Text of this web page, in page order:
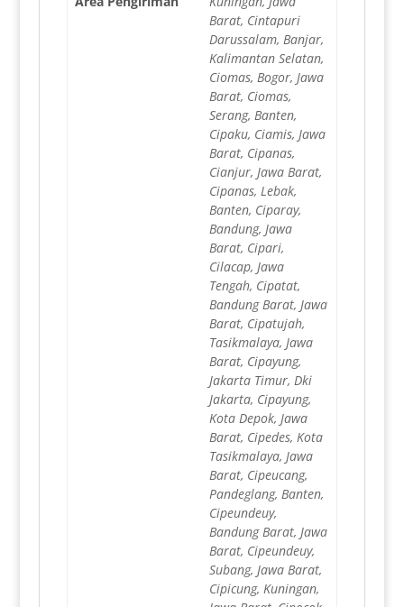
Barat, Cintapuri
Darussalam, Banjar,
Kalimantan Selatan,
Ciomas, Bogor, Jawa
Barat, Ciomas,
Serang, Banten,
Cipaku, Ciamis, Jawa
Barat, Cipanas,
Cianjur, Jawa Barat,
Cipanas, Lebak,
Banten, Ciparay,
Bandung, Jawa
Barat, Cipari,
Cilacap, Jawa
Tengah, Cipatat,
Bandung Barat, Jawa
Barat, Cipatujah,
Tasikmalaya, Jawa
Barat, Cipayung,
Jakarta Timur, Dki
Jakarta, Cipayung,
Kota Depok, Jawa
Barat, Cipedes, Kota
Tasikmalaya, Jawa
Barat, Cipeucang,
Pandeglang, Banten,
Cipeundeuy,
Bandung Barat, Jawa
Barat, Cipeundeuy,
Subang, Jawa Barat,
Cipicung, Kuningan,